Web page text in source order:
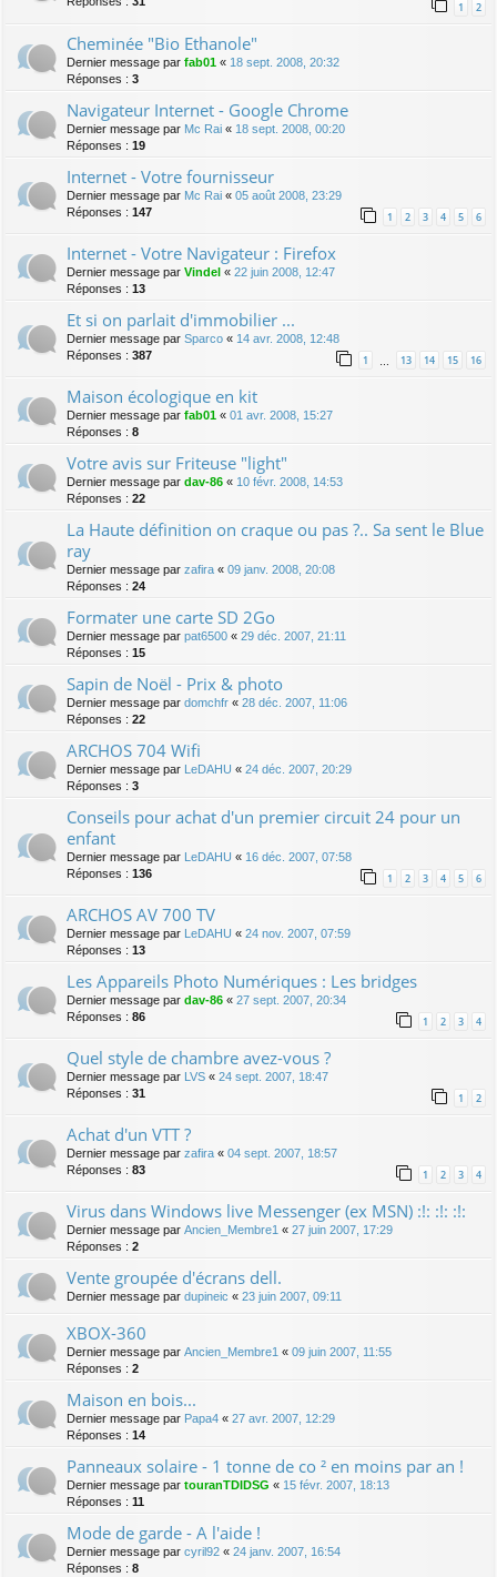
1 2
Cheminée "Bio Ethanole"
Dernier message par fab01 « 18 sept. 2008, 20:32
Réponses : 3
Navigateur Internet - Google Chrome
Dernier message par Mc Rai « 18 sept. 2008, 00:20
Réponses : 19
Internet - Votre fournisseur
Dernier message par Mc Rai « 05 août 2008, 23:29
Réponses : 147 1 2 3 4 5 6
Internet - Votre Navigateur : Firefox
Dernier message par Vindel « 22 juin 2008, 12:47
Réponses : 13
Et si on parlait d'immobilier ...
Dernier message par Sparco « 14 avr. 2008, 12:48
Réponses : 387 1 13 14 15 16
Maison écologique en kit
Dernier message par fab01 « 01 avr. 2008, 15:27
Réponses : 8
Votre avis sur Friteuse "light"
Dernier message par dav-86 « 10 févr. 2008, 14:53
Réponses : 22
La Haute définition on craque ou pas ?.. Sa sent le Blue
ray
Dernier message par zafira « 09 janv. 2008, 20:08
Réponses : 24
Formater une carte SD 2Go
Dernier message par pat6500 « 29 déc. 2007, 21:11
Réponses : 15
Sapin de Noël - Prix & photo
Dernier message par domchfr « 28 déc. 2007, 11:06
Réponses : 22
ARCHOS 704 Wifi
Dernier message par LeDAHU « 24 déc. 2007, 20:29
Réponses : 3
Conseils pour achat d'un premier circuit 24 pour un
enfant
Dernier message par LeDAHU « 16 déc. 2007, 07:58
Réponses : 136 1 2 3 4 5 6
ARCHOS AV 700 TV
Dernier message par LeDAHU « 24 nov. 2007, 07:59
Réponses : 13
Les Appareils Photo Numériques : Les bridges
Dernier message par dav-86 « 27 sept. 2007, 20:34
Réponses : 86 1 2 3 4
Quel style de chambre avez-vous ?
Dernier message par LVS « 24 sept. 2007, 18:47
Réponses : 31 1 2
Achat d'un VTT ?
Dernier message par zafira « 04 sept. 2007, 18:57
Réponses : 83 1 2 3 4
Virus dans Windows live Messenger (ex MSN) :!: :!: :!:
Dernier message par Ancien_Membre1 « 27 juin 2007, 17:29
Réponses : 2
Vente groupée d'écrans dell.
Dernier message par dupineic « 23 juin 2007, 09:11
XBOX-360
Dernier message par Ancien_Membre1 « 09 juin 2007, 11:55
Réponses : 2
Maison en bois...
Dernier message par Papa4 « 27 avr. 2007, 12:29
Réponses : 14
Panneaux solaire - 1 tonne de co ² en moins par an !
Dernier message par touranTDIDSG « 15 févr. 2007, 18:13
Réponses : 11
Mode de garde - A l'aide !
Dernier message par cyril92 « 24 janv. 2007, 16:54
Réponses : 8